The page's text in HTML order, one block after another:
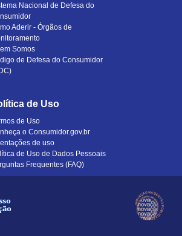
Nacional de Defesa do
Aderir - Órgãos de
Somos
de Defesa do Consumidor
de Uso
de Uso
o Consumidor.gov.br
de uso
de Uso de Dados Pessoais
Frequentes (FAQ)